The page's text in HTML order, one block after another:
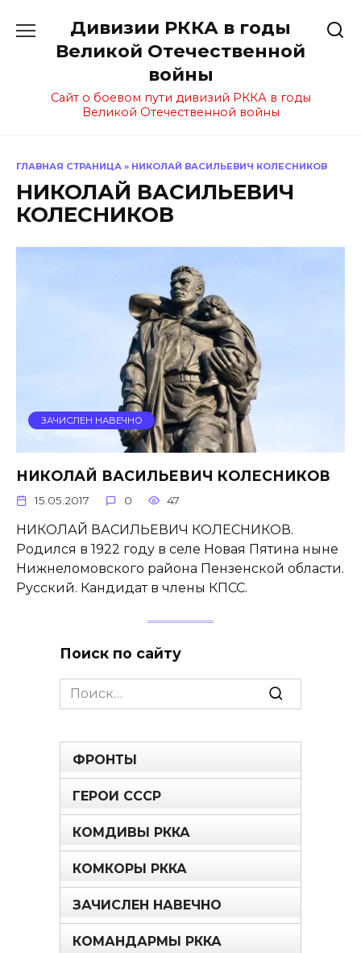
содержанию
Дивизии РККА в годы
Великой Отечественной
войны
Сайт о боевом пути дивизий РККА в годы
Великой Отечественной войны
ГЛАВНАЯ СТРАНИЦА » НИКОЛАЙ ВАСИЛЬЕВИЧ КОЛЕСНИКОВ
НИКОЛАЙ ВАСИЛЬЕВИЧ
КОЛЕСНИКОВ
ЗАЧИСЛЕН НАВЕЧНО
НИКОЛАЙ ВАСИЛЬЕВИЧ КОЛЕСНИКОВ
15.05.2017 0 47
НИКОЛАЙ ВАСИЛЬЕВИЧ КОЛЕСНИКОВ.
Родился в 1922 году в селе Новая Пятина ныне
Нижнеломовского района Пензенской области.
Русский. Кандидат в члены КПСС.
Поиск по сайту
Search
for:
ФРОНТЫ
ГЕРОИ СССР
КОМДИВЫ РККА
КОМКОРЫ РККА
ЗАЧИСЛЕН НАВЕЧНО
КОМАНДАРМЫ РККА